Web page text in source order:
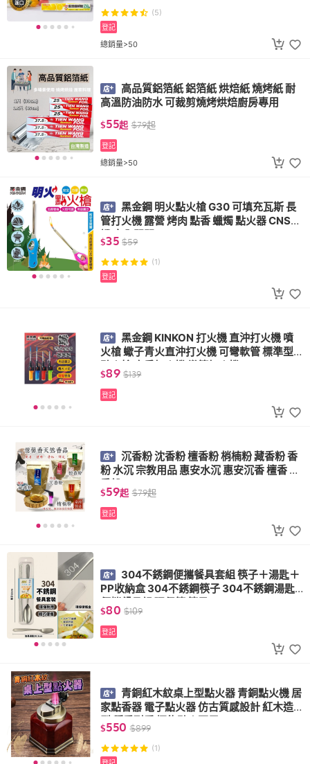
(5)
總銷量>50
登記
高品質鋁箔紙 鋁箔紙 烘焙紙 燒烤紙 耐
高溫防油防水 可裁剪燒烤烘焙廚房專用
$55起 $79起
總銷量>50
登記
黑金鋼 明火點火槍 G30 可填充瓦斯 長
管打火機 露營 烤肉 點香 蠟燭 點火器 CNS認
證 安全開關
$35 $59
(1)
登記
黑金鋼 KINKON 打火機 直沖打火機 噴
火槍 蠍子青火直沖打火機 可彎軟管 標準型
點火槍 廚房打火機 彎管打火機
$89 $139
登記
沉香粉 沈香粉 檀香粉 梢楠粉 藏香粉 香
粉 水沉 宗教用品 惠安水沉 惠安沉香 檀香 靜
香粉
$59起 $79起
登記
304不銹鋼便攜餐具套組 筷子＋湯匙＋
PP收納盒 304不銹鋼筷子 304不銹鋼湯匙
便攜餐具組 環保筷 筷子
$80 $109
登記
青銅紅木紋桌上型點火器 青銅點火機 居
家點香器 電子點火器 仿古質感設計 紅木造
型 穩重耐看 擺飾點火兩用
$550 $899
(1)